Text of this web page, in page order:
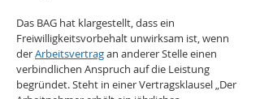
Das BAG hat klargestellt, dass ein
Freiwilligkeitsvorbehalt unwirksam ist, wenn
der Arbeitsvertrag an anderer Stelle einen
verbindlichen Anspruch auf die Leistung
begründet. Steht in einer Vertragsklausel „Der